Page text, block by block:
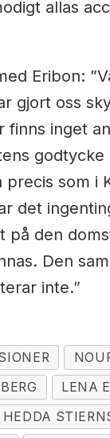
allas
Eribon:
gjort oss
finns inget
godtycke
precis som i
det
på den
Den
inte.”
LENA
HEDDA